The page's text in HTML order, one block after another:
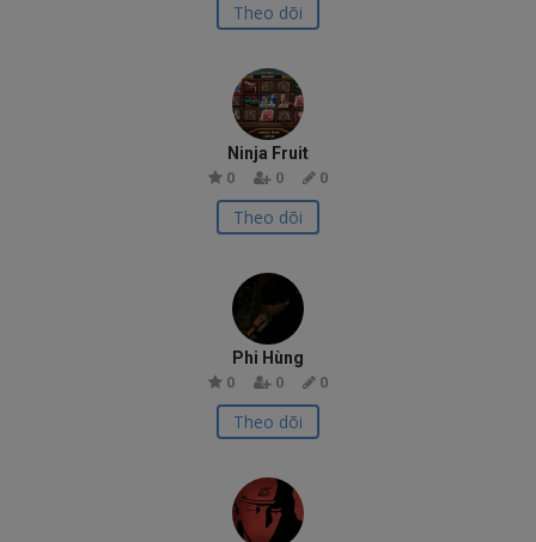
Theo dõi
Ninja Fruit
0 0 0
Theo dõi
Phi Hùng
0 0 0
Theo dõi